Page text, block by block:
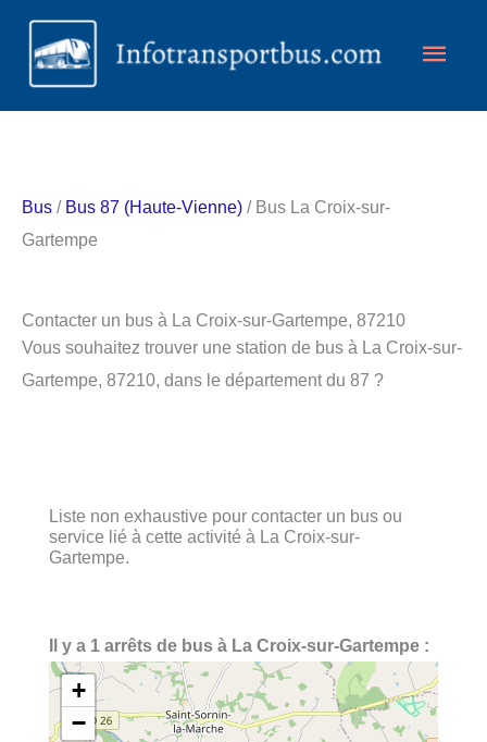
Aller
contenu
Bus / Bus 87 (Haute-Vienne) / Bus La Croix-sur-
Gartempe
Contacter un bus à La Croix-sur-Gartempe, 87210
Vous souhaitez trouver une station de bus à La Croix-sur-
Gartempe, 87210, dans le département du 87 ?
Liste non exhaustive pour contacter un bus ou
service lié à cette activité à La Croix-sur-
Gartempe.
Il y a 1 arrêts de bus à La Croix-sur-Gartempe :
+
−